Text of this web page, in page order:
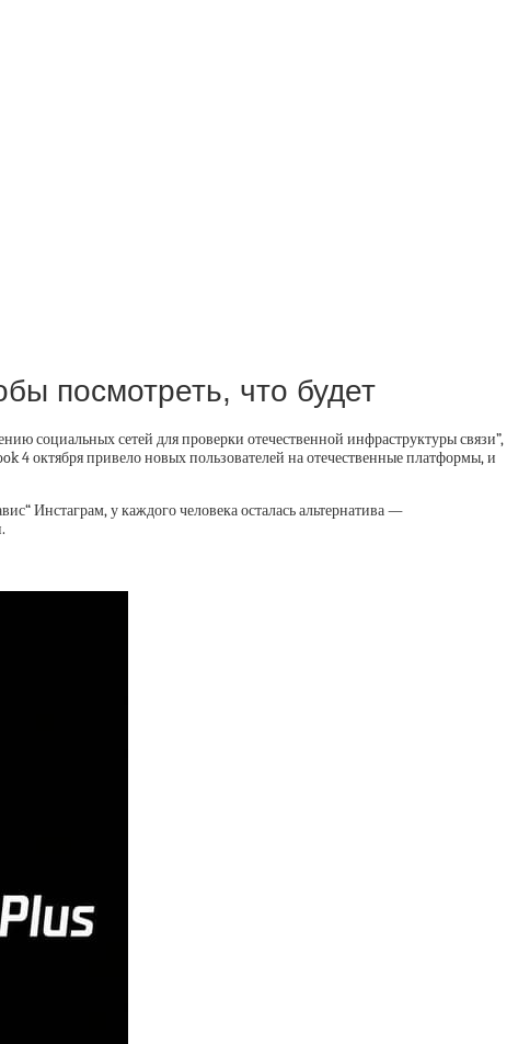
посмотреть, что будет
социальных сетей для проверки отечественной инфраструктуры связи”,
4 октября привело новых пользователей на отечественные платформы, и
Инстаграм, у каждого человека осталась альтернатива —